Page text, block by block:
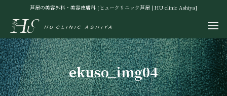
芦屋の美容外科・美容皮膚科 [ヒュークリニック芦屋 | HU clinic Ashiya]
ekuso_img04